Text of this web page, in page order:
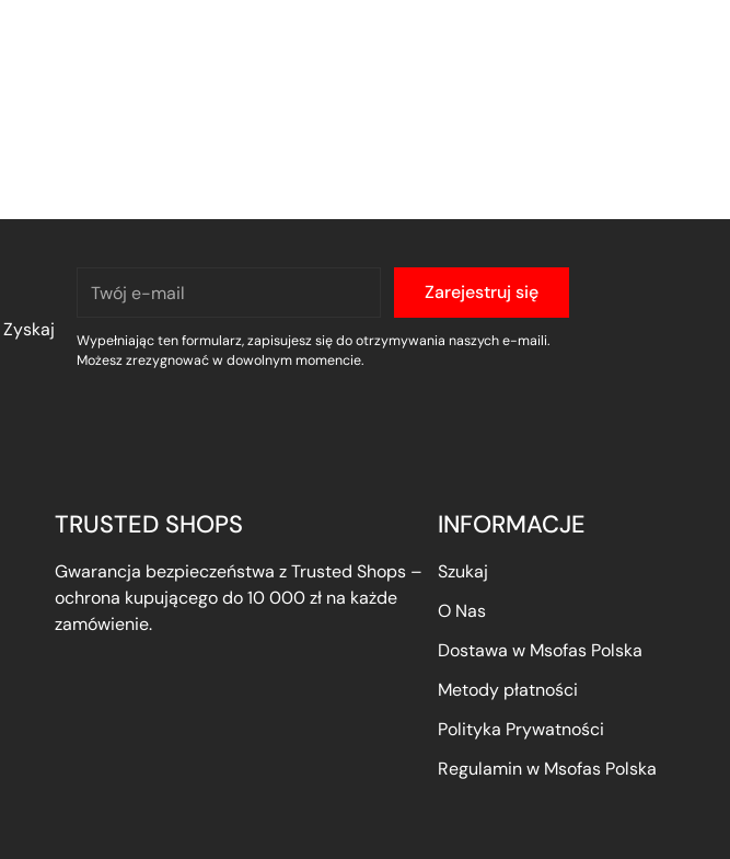
e-
mail
Zarejestruj się
Wypełniając ten formularz, zapisujesz się do otrzymywania naszych e-maili.
Możesz zrezygnować w dowolnym momencie.
TRUSTED SHOPS
Gwarancja bezpieczeństwa z Trusted Shops –
ochrona kupującego do 10 000 zł na każde
zamówienie.
INFORMACJE
Szukaj
O Nas
Dostawa w Msofas Polska
Metody płatności
Polityka Prywatności
Regulamin w Msofas Polska